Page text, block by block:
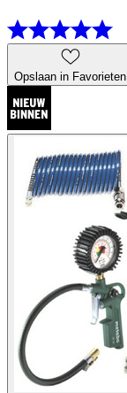
Opslaan in Favorieten